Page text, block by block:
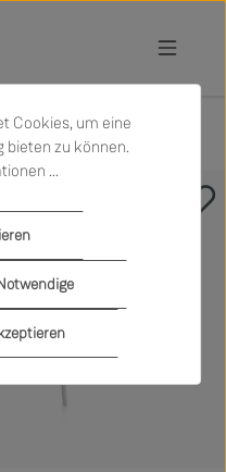
Cookies, um eine
zu können.
...